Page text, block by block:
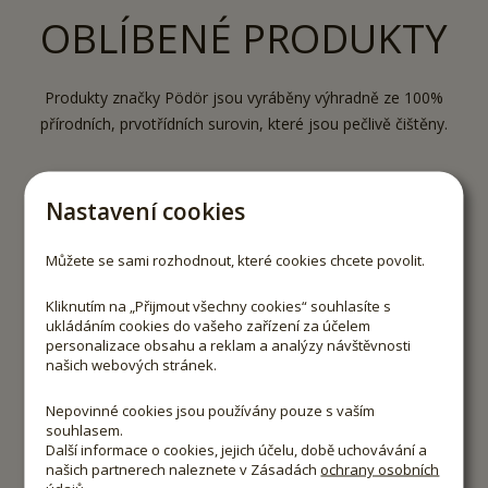
OBLÍBENÉ PRODUKTY
Produkty značky Pödör jsou vyráběny výhradně ze 100%
přírodních, prvotřídních surovin, které jsou pečlivě čištěny.
-10%
Nastavení cookies
Můžete se sami rozhodnout, které cookies chcete povolit.
Kliknutím na „Přijmout všechny cookies“ souhlasíte s
ukládáním cookies do vašeho zařízení za účelem
personalizace obsahu a reklam a analýzy návštěvnosti
našich webových stránek.
Nepovinné cookies jsou používány pouze s vaším
souhlasem.
Další informace o cookies, jejich účelu, době uchovávání a
našich partnerech naleznete v Zásadáchochrany osobních